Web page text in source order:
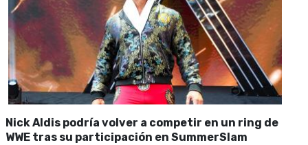
Nick Aldis podría volver a competir en un ring de
WWE tras su participación en SummerSlam